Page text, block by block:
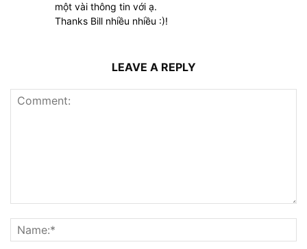
một vài thông tin với ạ.
Thanks Bill nhiều nhiều :)!
LEAVE A REPLY